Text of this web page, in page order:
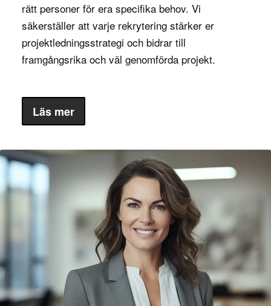
rätt personer för era specifika behov. Vi
säkerställer att varje rekrytering stärker er
projektledningsstrategi och bidrar till
framgångsrika och väl genomförda projekt.
Läs mer